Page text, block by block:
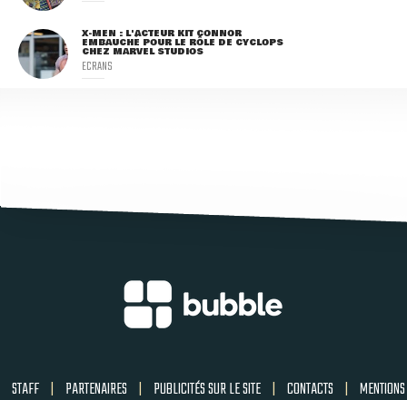
X-MEN : L'ACTEUR KIT CONNOR
EMBAUCHÉ POUR LE RÔLE DE CYCLOPS
CHEZ MARVEL STUDIOS
ECRANS
STAFF | PARTENAIRES | PUBLICITÉS SUR LE SITE | CONTACTS | MENTIONS